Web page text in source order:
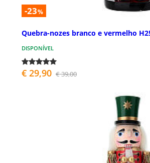
-23%
Quebra-nozes branco e vermelho
DISPONÍVEL
€ 29,90 € 39,00